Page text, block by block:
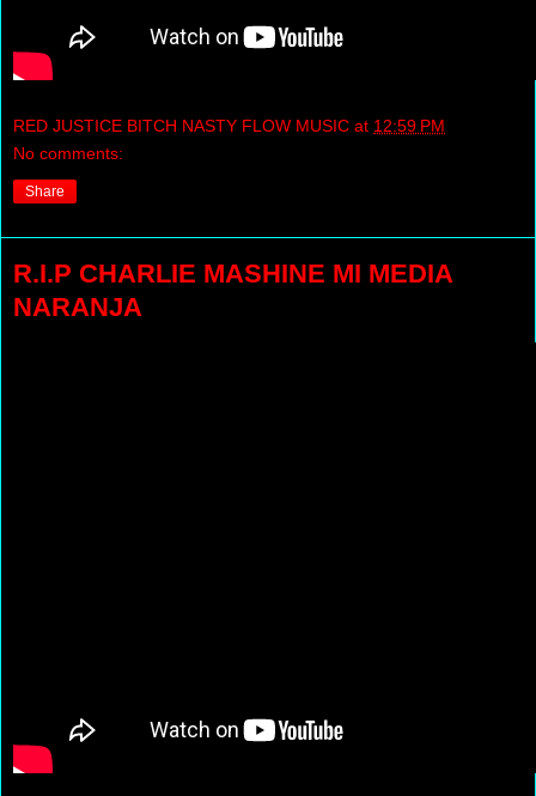
RED JUSTICE BITCH NASTY FLOW MUSIC at 12:59 PM
No comments:
Share
R.I.P CHARLIE MASHINE MI MEDIA
NARANJA